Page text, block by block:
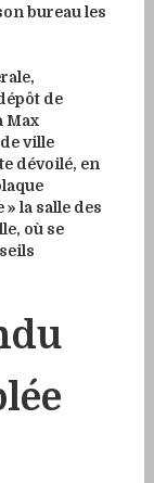
bureau les
de
Max
ville
dévoilé, en
» la salle des
où se